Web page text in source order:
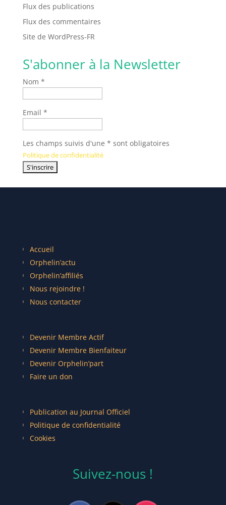
Flux des publications
Flux des commentaires
Site de WordPress-FR
S'abonner à la Newsletter
Nom *
Email *
Les champs suivis d'une * sont obligatoires
Politique de confidentialité
Accueil
Orphelin’actu
Orphelin’affiliés
Nous rejoindre !
Nous contacter
Devenir Membre Actif
Devenir Membre Bienfaiteur
Devenir Orphelin’part
Faire un don
Publication au Journal Officiel
Politique de confidentialité
Cookies
Suivez-nous !